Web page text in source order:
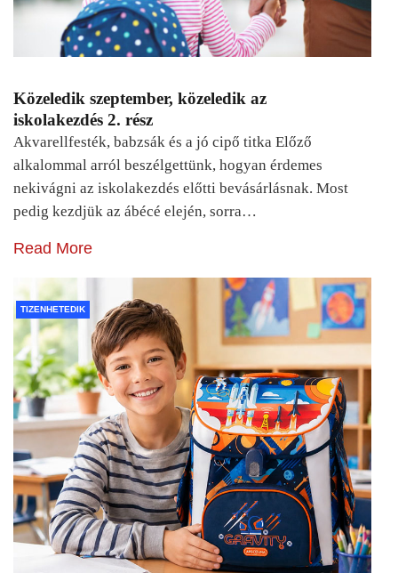
Közeledik szeptember, közeledik az
iskolakezdés 2. rész
Akvarellfesték, babzsák és a jó cipő titka Előző
alkalommal arról beszélgettünk, hogyan érdemes
nekivágni az iskolakezdés előtti bevásárlásnak. Most
pedig kezdjük az ábécé elején, sorra…
Read More
TIZENHETEDIK